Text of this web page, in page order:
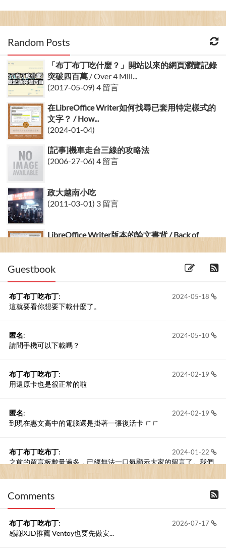
Random Posts
「布丁布丁吃什麼？」開站以來的網頁瀏覽記錄
突破四百萬 / Over 4 Mill...
(2017-05-09) 4 留言
在LibreOffice Writer如何找尋已套用特定樣式的
文字？ / How...
(2024-01-04)
[記事]機車走台三線的攻略法
(2006-27-06) 4 留言
政大越南小吃
(2011-03-01) 3 留言
LibreOffice Writer版本的論文書背 / Back of
Guestbook
2024-05-18
布丁布丁吃布丁:
這就要看你想要下載什麼了。
2024-05-10
匿名:
請問手機可以下載嗎？
2024-02-19
布丁布丁吃布丁:
用還原卡也是很正常的啦
2024-02-19
匿名:
到現在惠文高中的電腦還是掛著一張復活卡 ㄏㄏ
2024-01-22
布丁布丁吃布丁:
之前的留言板數量過多，已經無法一口氣顯示大家的留言了。我們
Comments
2026-07-17
布丁布丁吃布丁:
感謝XJD推薦 Ventoy也要先做安...